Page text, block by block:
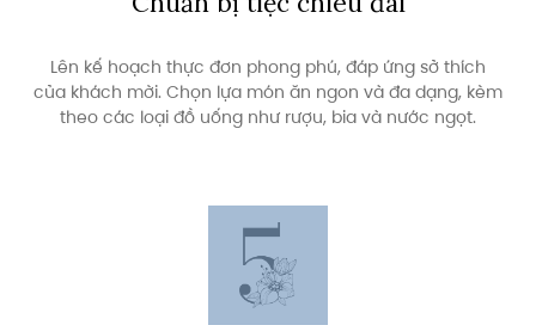
Lên kế hoạch thực đơn phong phú, đáp ứng sở thích
của khách mời. Chọn lựa món ăn ngon và đa dạng, kèm
theo các loại đồ uống như rượu, bia và nước ngọt.